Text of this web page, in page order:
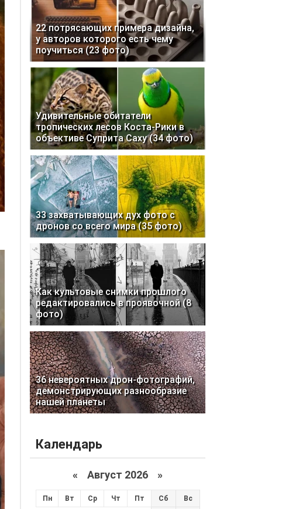
22 потрясающих примера дизайна,
у авторов которого есть чему
поучиться (23 фото)
Удивительные обитатели
тропических лесов Коста-Рики в
объективе Суприта Саху (34 фото)
33 захватывающих дух фото с
дронов со всего мира (35 фото)
Как культовые снимки прошлого
редактировались в проявочной (8
фото)
36 невероятных дрон-фотографий,
демонстрирующих разнообразие
нашей планеты
Календарь
« Август 2026 »
Пн Вт Ср Чт Пт Сб Вс